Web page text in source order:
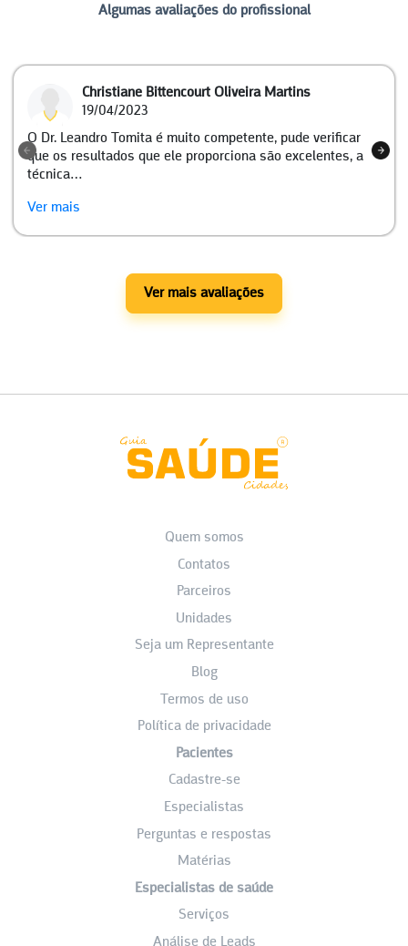
Algumas avaliações do profissional
Christiane Bittencourt Oliveira Martins
19/04/2023
O Dr. Leandro Tomita é muito competente, pude verificar
que os resultados que ele proporciona são excelentes, a
técnica…
Ver mais
Ver mais avaliações
Quem somos
Contatos
Parceiros
Unidades
Seja um Representante
Blog
Termos de uso
Política de privacidade
Pacientes
Cadastre-se
Especialistas
Perguntas e respostas
Matérias
Especialistas de saúde
Serviços
Análise de Leads